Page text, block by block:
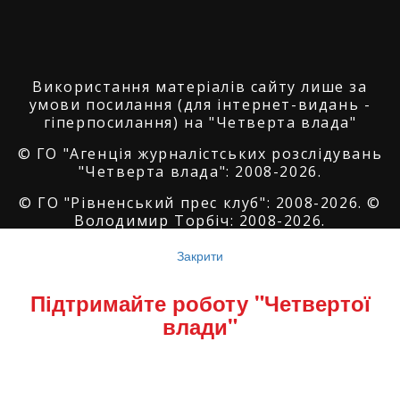
Використання матеріалів сайту лише за
умови посилання (для інтернет-видань -
гіперпосилання) на "Четверта влада"
© ГО "Агенція журналістських розслідувань
"Четверта влада": 2008-2026.
© ГО "Рівненський прес клуб": 2008-2026. ©
Володимир Торбіч: 2008-2026.
SoftGroup
Reserved
Закрити
Підтримайте роботу "Четвертої
влади"